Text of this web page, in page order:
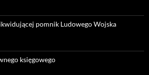
pomnik Ludowego Wojska
księgowego